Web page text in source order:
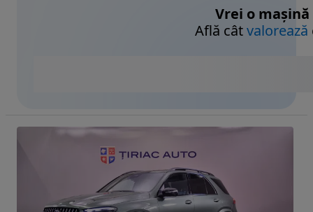
Vrei o mașină
Află câtvalorează